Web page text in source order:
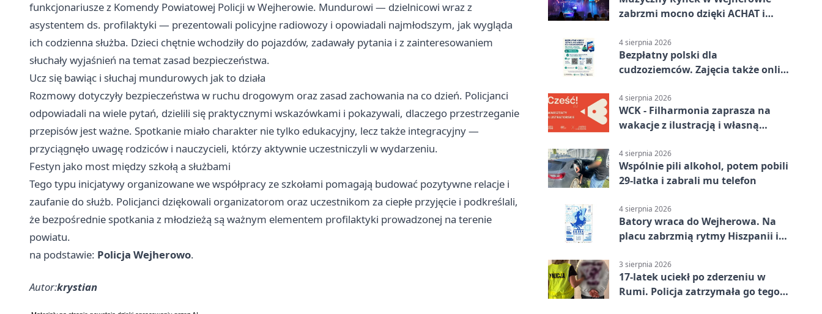
funkcjonariusze z Komendy Powiatowej Policji w Wejherowie. Mundurowi — dzielnicowi wraz z
asystentem ds. profilaktyki — prezentowali policyjne radiowozy i opowiadali najmłodszym, jak wygląda
ich codzienna służba. Dzieci chętnie wchodziły do pojazdów, zadawały pytania i z zainteresowaniem
słuchały wyjaśnień na temat zasad bezpieczeństwa.
Ucz się bawiąc i słuchaj mundurowych jak to działa
Rozmowy dotyczyły bezpieczeństwa w ruchu drogowym oraz zasad zachowania na co dzień. Policjanci
odpowiadali na wiele pytań, dzielili się praktycznymi wskazówkami i pokazywali, dlaczego przestrzeganie
przepisów jest ważne. Spotkanie miało charakter nie tylko edukacyjny, lecz także integracyjny —
przyciągnęło uwagę rodziców i nauczycieli, którzy aktywnie uczestniczyli w wydarzeniu.
Festyn jako most między szkołą a służbami
Tego typu inicjatywy organizowane we współpracy ze szkołami pomagają budować pozytywne relacje i
zaufanie do służb. Policjanci dziękowali organizatorom oraz uczestnikom za ciepłe przyjęcie i podkreślali,
że bezpośrednie spotkania z młodzieżą są ważnym elementem profilaktyki prowadzonej na terenie
powiatu.
na podstawie: Policja Wejherowo.
Autor:krystian
zabrzmi mocno dzięki ACHAT i
4 sierpnia 2026
Bezpłatny polski dla
cudzoziemców. Zajęcia także online
4 sierpnia 2026
WCK - Filharmonia zaprasza na
wakacje z ilustracją i własną
4 sierpnia 2026
Wspólnie pili alkohol, potem pobili
29-latka i zabrali mu telefon
4 sierpnia 2026
Batory wraca do Wejherowa. Na
placu zabrzmią rytmy Hiszpanii i
3 sierpnia 2026
17-latek uciekł po zderzeniu w
Rumi. Policja zatrzymała go tego